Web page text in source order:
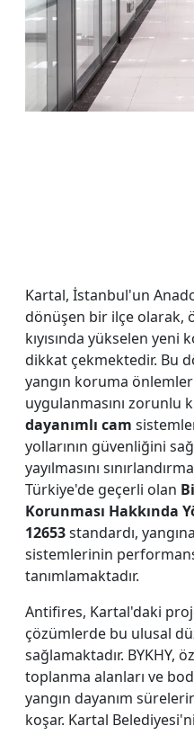
Kartal, İstanbul'un
dönüşen bir ilçe olarak,
kıyısında yükselen yeni
dikkat çekmektedir. Bu
yangın koruma
uygulanmasını zorunlu
dayanımlı cam
yollarının güvenliğini
yayılmasını
Türkiye'de geçerli olan
Korunması Hakkında
12653standardı,
sistemlerinin
tanımlamaktadır.
Antifires, Kartal'daki
çözümlerde bu ulusal
sağlamaktadır. BYKHY,
toplanma alanları ve
yangın dayanım
koşar. Kartal